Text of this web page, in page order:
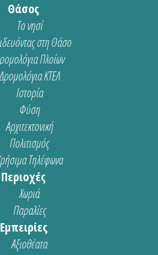
Θάσος
Το νησί
στη Θάσο
Πλοίων
ΚΤΕΛ
Ιστορία
Φύση
Αρχιτεκτονική
Πολιτισμός
Τηλέφωνα
Περιοχές
Χωριά
Παραλίες
Εμπειρίες
Αξιοθέατα